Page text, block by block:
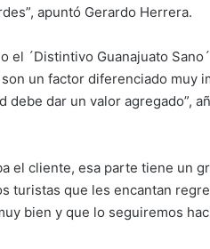
apuntó Gerardo Herrera.
el ´Distintivo Guanajuato
un factor diferenciado muy
dar un valor agregado”,
el cliente, esa parte tiene un
turistas que les encantan
bien y que lo seguiremos